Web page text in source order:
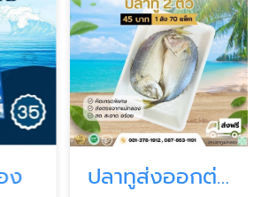
ง ปลาทูส่งออกต่างประเทศ